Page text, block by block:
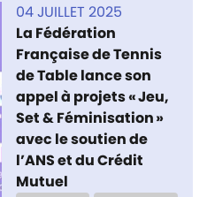
04 JUILLET 2025
La Fédération
Française de Tennis
de Table lance son
appel à projets « Jeu,
Set & Féminisation »
avec le soutien de
l’ANS et du Crédit
Mutuel